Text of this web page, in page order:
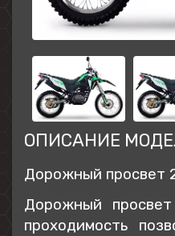
ОПИСАНИЕ
Дорожный просвет
Дорожный
проходимость